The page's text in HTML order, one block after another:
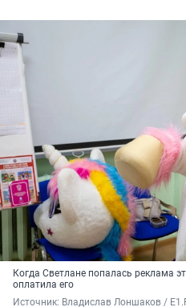
Когда Светлане попалась реклама
оплатила его
Источник: Владислав Лоншаков /